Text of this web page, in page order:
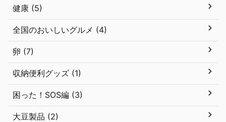
健康 (5)
全国のおいしいグルメ (4)
卵 (7)
収納便利グッズ (1)
困った！SOS編 (3)
大豆製品 (2)